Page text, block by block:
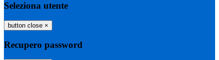
Seleziona utente
button close ×
Recupero password